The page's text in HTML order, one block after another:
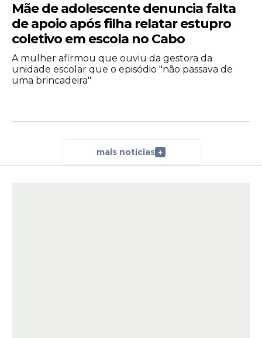
elevação do nível de rios e canais.
Mãe de adolescente denuncia falta
de apoio após filha relatar estupro
coletivo em escola no Cabo
A mulher afirmou que ouviu da gestora da
unidade escolar que o episódio "não passava de
uma brincadeira"
mais notícias +